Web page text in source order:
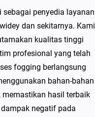
sebagai penyedia layanan
dan sekitarnya. Kami
kualitas tinggi
profesional yang telah
fogging berlangsung
bahan-bahan
hasil terbaik
negatif pada